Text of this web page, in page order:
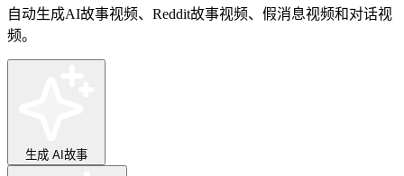
自动生成AI故事视频、Reddit故事视频、假消息视频和对话视
频。
生成 AI故事